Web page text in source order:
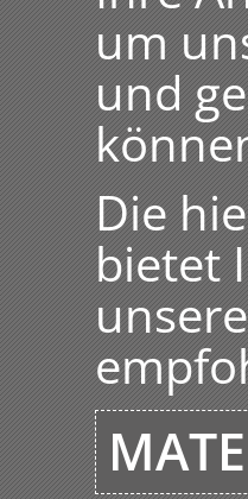
um
und
Die
bietet